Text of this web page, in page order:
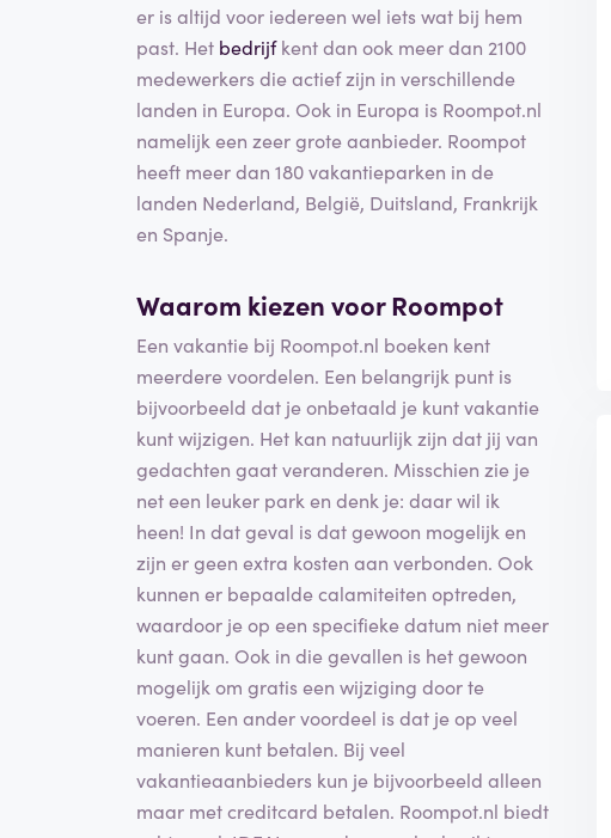
er is altijd voor iedereen wel iets wat bij hem
past. Het bedrijfkent dan ook meer dan 2100
medewerkers die actief zijn in verschillende
landen in Europa. Ook in Europa is Roompot.nl
namelijk een zeer grote aanbieder. Roompot
heeft meer dan 180 vakantieparken in de
landen Nederland, België, Duitsland, Frankrijk
en Spanje.
Waarom kiezen voor Roompot
Een vakantie bij Roompot.nl boeken kent
meerdere voordelen. Een belangrijk punt is
bijvoorbeeld dat je onbetaald je kunt vakantie
kunt wijzigen. Het kan natuurlijk zijn dat jij van
gedachten gaat veranderen. Misschien zie je
net een leuker park en denk je: daar wil ik
heen! In dat geval is dat gewoon mogelijk en
zijn er geen extra kosten aan verbonden. Ook
kunnen er bepaalde calamiteiten optreden,
waardoor je op een specifieke datum niet meer
kunt gaan. Ook in die gevallen is het gewoon
mogelijk om gratis een wijziging door te
voeren. Een ander voordeel is dat je op veel
manieren kunt betalen. Bij veel
vakantieaanbieders kun je bijvoorbeeld alleen
maar met creditcard betalen. Roompot.nl biedt